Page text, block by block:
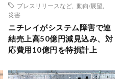
プレスリリースなど
動向/展望
災害
ニチレイがシステム障害で連
結売上高50億円減見込み、対
応費用10億円を特損計上